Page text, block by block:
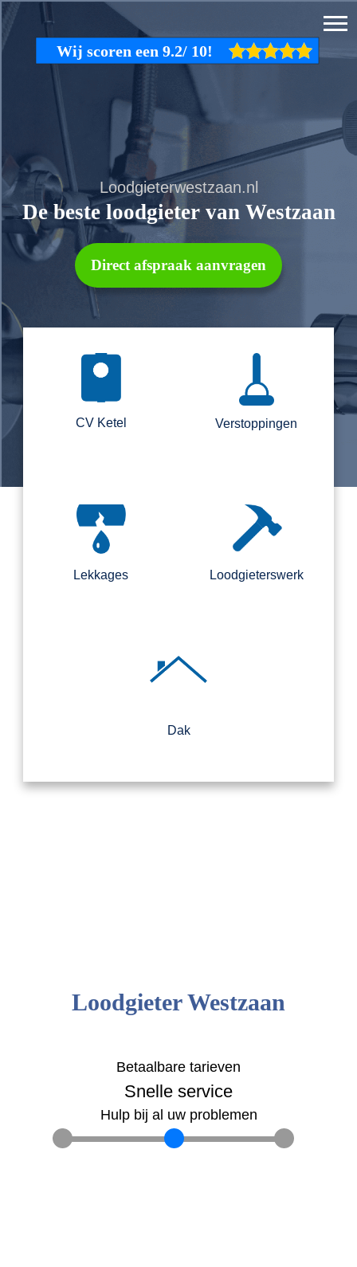
Loodgieterwestzaan.nl
De beste loodgieter van Westzaan
Direct afspraak aanvragen
CV Ketel Verstoppingen
Lekkages Loodgieterswerk
Dak
Loodgieter Westzaan
Betaalbare tarieven
Snelle service
Hulp bij al uw problemen